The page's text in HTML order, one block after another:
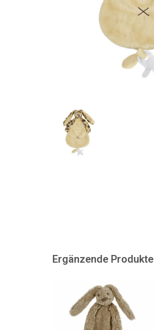
Ergänzende Produkte
Einfach ein entzückender
Schnuller in Hasenform!
ZUM WARENKORB HINZUFÜGEN